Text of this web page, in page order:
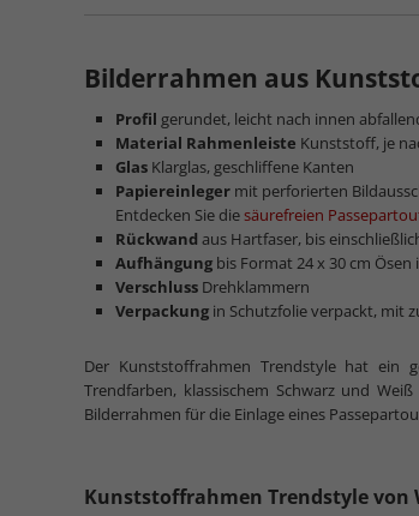
Bilderrahmen aus
Profil gerundet, leicht nach innen
Material Rahmenleiste Kunststoff, je
Glas Klarglas, geschliffene Kanten
Papiereinleger mit perforierten
Entdecken Sie diesäurefreien
Rückwand aus Hartfaser, bis
Aufhängung bis Format 24 x 30 cm
Verschluss Drehklammern
Verpackung in Schutzfolie verpackt, mit
Der Kunststoffrahmen Trendstyle hat ein
Trendfarben, klassischem Schwarz und
Bilderrahmen für die Einlage eines
Kunststoffrahmen Trendstyle von